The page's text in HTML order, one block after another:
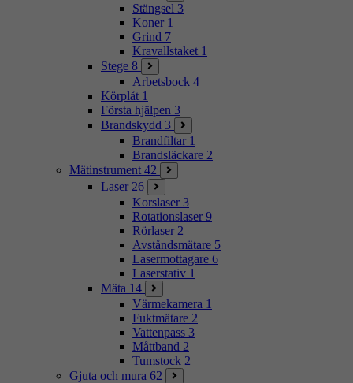
Stängsel 3
Koner 1
Grind 7
Kravallstaket 1
Stege 8
Arbetsbock 4
Körplåt 1
Första hjälpen 3
Brandskydd 3
Brandfiltar 1
Brandsläckare 2
Mätinstrument 42
Laser 26
Korslaser 3
Rotationslaser 9
Rörlaser 2
Avståndsmätare 5
Lasermottagare 6
Laserstativ 1
Mäta 14
Värmekamera 1
Fuktmätare 2
Vattenpass 3
Måttband 2
Tumstock 2
Gjuta och mura 62